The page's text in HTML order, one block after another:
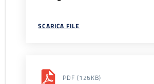
SCARICA FILE
PDF (126KB)